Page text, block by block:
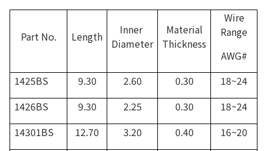
Part No. Length
Inner
Diameter
Material
Thickness
Wire
Range
AWG#
1425BS
9.30 2.60 0.30
18~24
1426BS
9.30 2.25 0.30
18~24
14301BS
12.70 3.20 0.40
16~20